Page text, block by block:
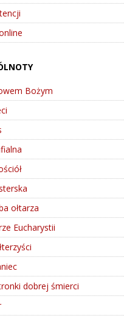
Bożym
ołtarza
Eucharystii
dobrej śmierci